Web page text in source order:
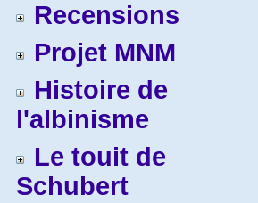
Recensions
Projet MNM
Histoire de
l'albinisme
Le touit de
Schubert